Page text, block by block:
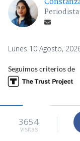
Lunes 10 Agosto,
Seguimos criterios de
3654
visitas